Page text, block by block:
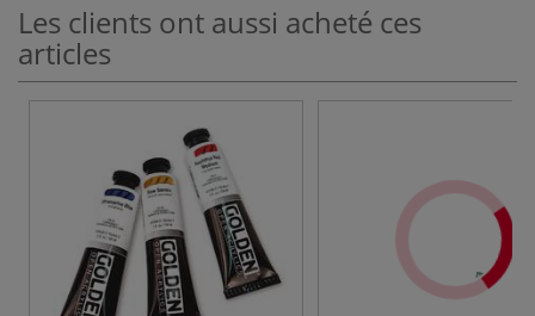
Les clients ont aussi acheté ces
articles